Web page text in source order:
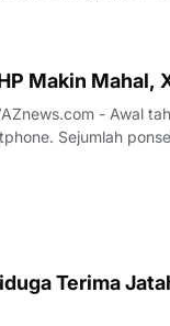
sejumlah
Makin Mahal,
Sejumlah
dibandingkan
Terima